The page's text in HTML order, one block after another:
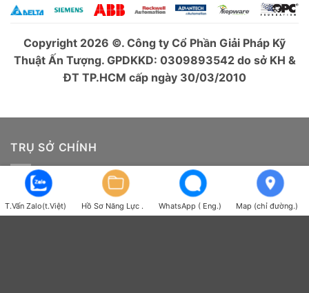
Copyright 2026 ©. Công ty Cổ Phần Giải Pháp Kỹ
Thuật Ấn Tượng. GPDKKD: 0309893542 do sở KH &
ĐT TP.HCM cấp ngày 30/03/2010
TRỤ SỞ CHÍNH
Địa chỉ: 60 Đường Số 1, Phường Phú Thọ Hòa, TP.HCM,
Việt Nam
Điện thoại: 028.3842.5001
T.Vấn Zalo(t.Việt) Hồ Sơ Năng Lực . WhatsApp ( Eng.) Map (chỉ đường.)